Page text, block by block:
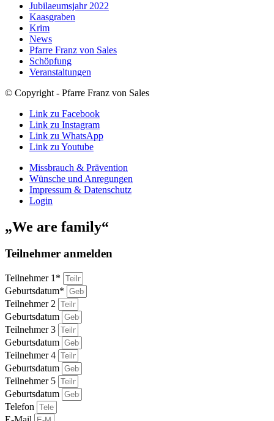
Jubilaeumsjahr 2022
Kaasgraben
Krim
News
Pfarre Franz von Sales
Schöpfung
Veranstaltungen
© Copyright - Pfarre Franz von Sales
Link zu Facebook
Link zu Instagram
Link zu WhatsApp
Link zu Youtube
Missbrauch & Prävention
Wünsche und Anregungen
Impressum & Datenschutz
Login
„We are family“
Teilnehmer anmelden
Teilnehmer 1*
Geburtsdatum*
Teilnehmer 2
Geburtsdatum
Teilnehmer 3
Geburtsdatum
Teilnehmer 4
Geburtsdatum
Teilnehmer 5
Geburtsdatum
Telefon